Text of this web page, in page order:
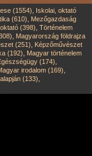
(1554), Iskolai, oktató
(610), Mezőgazdaság
(398), Történelem
, Magyarország földrajza
(251), Képzőművészet
(192), Magyar történelem
(174),
irodalom (169),
(133),